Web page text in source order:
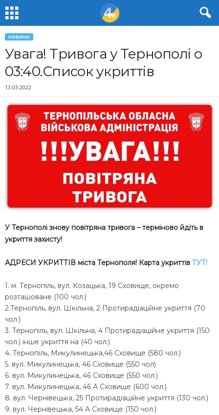
НОВИНИ
Увага! Тривога у Тернополі о
03:40.Список укриттів
13.03.2022
У Тернополі знову повітряна тривога – терміново йдіть в
укриття захисту!
АДРЕСИ УКРИТТІВ міста Тернополя! Карта укриттів ТУТ!
1. м. Тернопіль, вул. Козацька, 19 Сховище, окремо
розташоване (100 чол.)
2.Тернопіль, вул. Шкільна, 2 Протирадіаційне укриття (70
чол.)
3. Тернопіль, вул. Шкільна, 4 Протирадіаційне укриття (150
чол.) інше укриття на (40 чол.)
4. Тернопіль, Микулинецька,46 Сховище (580 чол.)
5. вул. Микулинецька, 46 Сховище (550 чол)
6. вул. Микулинецька, 46 Сховище (550 чол.)
7. вул. Микулинецька, 46 А Сховище (600 чол.)
8. вул. Чернівецька, 25 Протирадіаційне укриття (130 чол.)
9. вул. Чернівецька, 54 А Сховище (150 чол.)